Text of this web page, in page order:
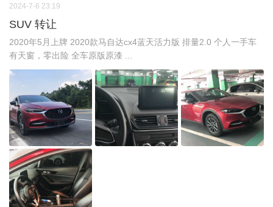
2024-7-6 23:19
SUV 转让
2020年5月上牌 2020款马自达cx4蓝天活力版 排量2.0 个人一手车
有天窗，零出险 全车原版原漆 ...